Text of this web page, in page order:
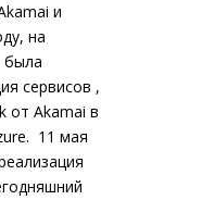
и
на
была
сервисов ,
от Akamai в
11 мая